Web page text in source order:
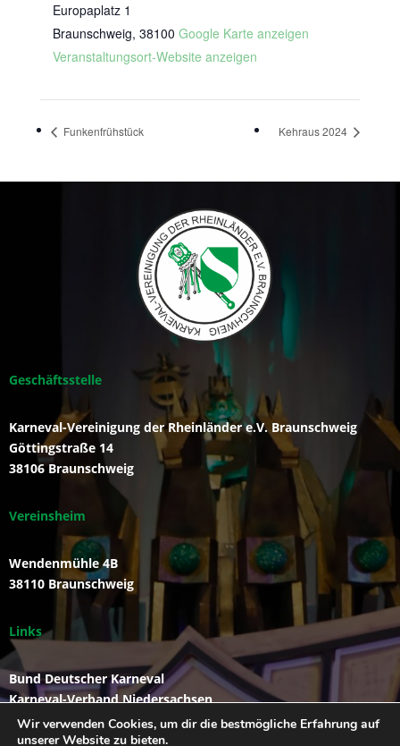
Europaplatz 1
Braunschweig, 38100 Google Karte anzeigen
Veranstaltungsort-Website anzeigen
Funkenfrühstück Kehraus 2024
Geschäftsstelle
Karneval-Vereinigung der Rheinländer e.V. Braunschweig
Göttingstraße 14
38106 Braunschweig
Vereinsheim
Wendenmühle 4B
38110 Braunschweig
Links
Bund Deutscher Karneval
Karneval-Verband Niedersachsen
Funkengarde der KVR
Wir verwenden Cookies, um dir die bestmögliche Erfahrung auf
unserer Website zu bieten.